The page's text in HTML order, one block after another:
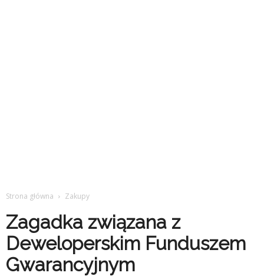
Strona główna Zakupy
Zagadka związana z
Deweloperskim Funduszem
Gwarancyjnym